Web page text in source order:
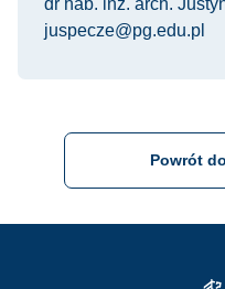
dr hab. inż. arch.
juspecze@pg.edu.pl
Powrót